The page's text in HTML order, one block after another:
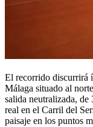
El recorrido discurrirá
Málaga situado al
salida neutralizada, de
real en el Carril del
paisaje en los puntos